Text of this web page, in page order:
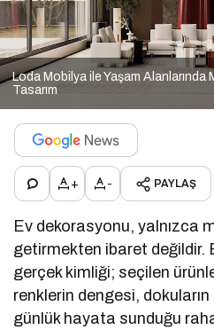
Loda Mobilya ile Yaşam
Tasarım
+ - PAYLAŞ
Ev dekorasyonu, yalnızca
getirmekten ibaret değildir.
gerçek kimliği; seçilen
renklerin dengesi, dokuların
günlük hayata sunduğu